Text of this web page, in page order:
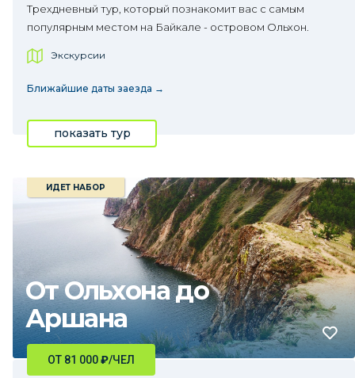
Трехдневный тур, который познакомит вас с самым
популярным местом на Байкале - островом Ольхон.
Экскурсии
Ближайшие даты заезда →
показать тур
От Ольхона до
Аршана
ИДЕТ НАБОР
ОТ 81 000₽/ЧЕЛ